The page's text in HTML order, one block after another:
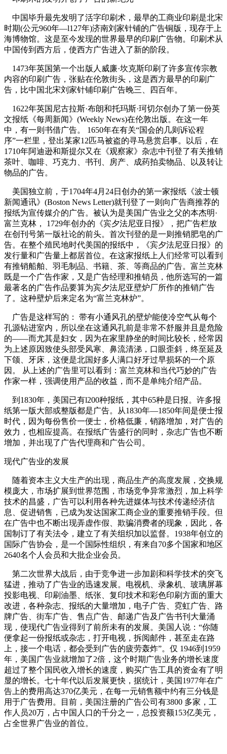
中国毕升最先发明了活字印刷术，最早的工商业印刷是北宋
时期(公元960年—l127年)济南刘家针铺的广告铜版，现存于上
海博物馆。这是至今发现的世界最早的印刷广告物。印刷术从
中国传到西方后，使西方广告进入了新的阶段。
1473年英国第一个出版人威廉·坎克斯印刷了许多宣传宗教
内容的印刷广告，张贴在伦敦街头，这是西方最早的印刷广
告，比中国北宋刘家针铺印刷广告晚三、四百年。
1622年英国尼古拉斯·布朗和托玛斯·珂切尔创办了第一份英
文报纸《每周新闻》(Weekly News)在伦敦出版。在这一年
中，有一则书借广告。 1650年在有关“国会的几则诉讼程
序”一栏里，登出某家12匹马被盗的寻马悬赏启事。以后，在
1710年阿迪逊和斯提尔又在《观察家》杂志中刊登了有关推销
茶叶、咖啡、巧克力、书刊、房产、成药拍卖物品、以及转让
物品的广告。
美国独立前，于1704年4月24日创办的第一家报纸《波士顿
新闻通讯》(Boston News Letter)就刊登了一则向广告商推荐的
报纸为宣传媒介的广告。被认为是美国广告业之父的本杰明·
富兰克林， 1729年创办的《宾夕法尼亚日报》，把广告栏放
在创刊号第一版社论的前头。首次刊登的是一则推销肥皂的广
告。在整个殖民地时代美国的报纸中，《宾夕法尼亚日报》的
发行量和广告量上都居首位。在这家报纸上人们经常可以看到
有推销船舶、羽毛制品、书籍、茶、等商品的广告。富兰克林
既是一个广告作家，又是广告经理和推销员，他所选写的一篇
最著名的广告作品要算为宾夕法尼亚壁炉厂所作的推销广告
了。这种壁炉后来定名为“富兰克林炉”。
广告是这样写的： 带有小通风孔的壁炉能使冷空气从每个
孔源钻进室内，所以坐在这通风孔前是非常不舒服并且是危险
的——而尤其是妇女，因为在家里静坐的时间比较长，经常因
为上述原因致使头部受风寒、鼻流清涕，口眼歪斜，终至延及
下颌、牙床，这便是北国好多人满口好牙过早损坏的一个原
因。 从上述的广告里可以看到：富兰克林和当代巧妙的广告
作家一样，强调使用产品的收益，而不是单纯介绍产品。
到1830年，美国已有l200种报纸，其中65种是日报。许多报
纸第一版大部或整版都是广告。从1830年—1850年间是便士报
时代，因为每份售价一便士，价格低廉，销路增加，对广告的
效力，也相应提高。在报纸广告盛行的同时，杂志广告也不断
增加，并出现了广告代理商和广告公司。
现代广告业的发展
随着资本主义大生产的出现，商品生产的高度发展，交换规
模庞大，市场扩展到世界范围，市场竞争异常激烈，加上科学
技术的昌盛，广告可以利用各种先进媒体与技术传递经济信
息、促进销售，已成为发达国家工商企业的重要推销手段。但
在广告中也不断出现弄虚作假、欺骗消费者的现象，因此，各
国制订了有关法令，建立了有关组织加以监督。1938年创立的
国际广告协会，是一个国际性组织，有来自70多个国家和地区
2640名个人会员和大批企业会员。
第二次世界大战后，由于竞争进一步加剧和科学技术的突飞
猛进，推动了广告业的迅速发展。电视机、录象机、玻璃屏幕
投影电视、印刷油墨、纸张、复印技术和彩色印刷方面的重大
改进，各种杂志、报纸的大量增加，电子广告、霓虹广告、路
牌广告、街车广告、售点广告、邮递广告及广告书刊大量涌
现，使现代广告业得到了前所未有的发展。美国人说：“你随
便拿起一份报纸或杂志，打开电视，拆阅邮件，甚至走在路
上，接一个电话，都会受到广告的疲劳轰炸”。仅 1946到1959
年，美国广告业就增加了2倍，这个时期广告业务的增长速度
超过了整个国民收入增长的速度，购买广告工具的资金有了明
显的增长。七十年代以后发展更快，据统计，美国1977年在广
告上的费用高达370亿美元，在每一元销售额中约有三分钱是
用于广告费用。目前，美国注册的广告公司有3800 多家，工
作人员20万，占中国人口的千分之一，总投资额153亿美元，
占全世界广告业的首位。